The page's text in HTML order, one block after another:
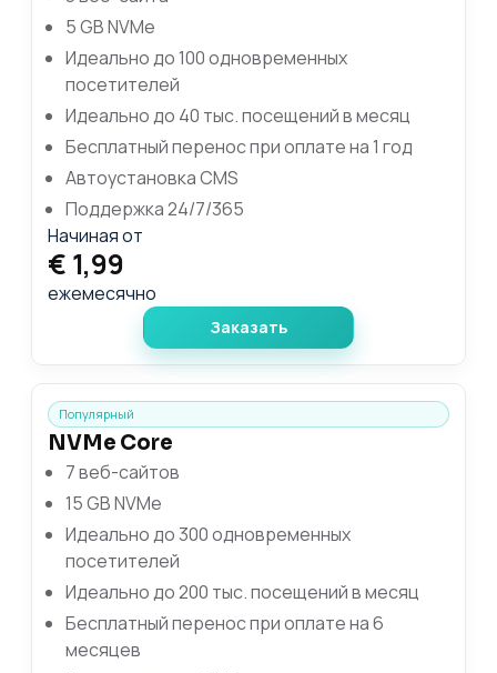
5 GB NVMe
Идеально до 100 одновременных
посетителей
Идеально до 40 тыс. посещений в месяц
Бесплатный перенос при оплате на 1 год
Автоустановка CMS
Поддержка 24/7/365
Начиная от
€ 1,99
ежемесячно
Заказать
Популярный
NVMe Core
7 веб-сайтов
15 GB NVMe
Идеально до 300 одновременных
посетителей
Идеально до 200 тыс. посещений в месяц
Бесплатный перенос при оплате на 6
месяцев